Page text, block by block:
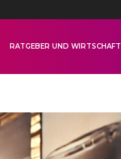
RATGEBER UND WIRTSCHAFT